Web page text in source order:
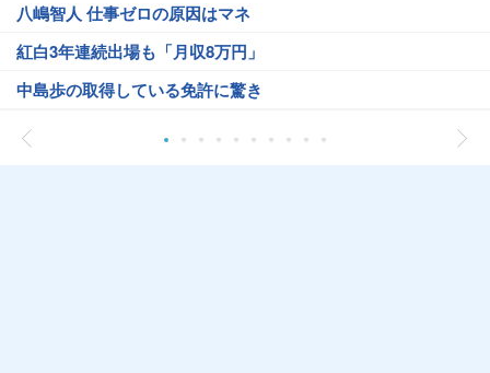
八嶋智人 仕事ゼロの原因はマネ
紅白3年連続出場も「月収8万円」
中島歩の取得している免許に驚き